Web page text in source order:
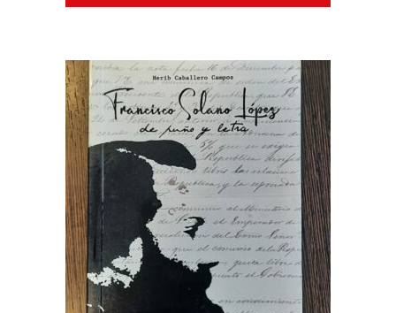
ADD TO CART